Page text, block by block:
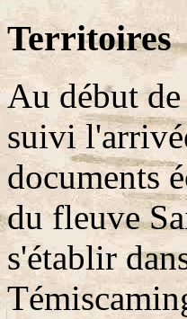
Territoires
Au début
suivi
documents
du fleuve
s'établir